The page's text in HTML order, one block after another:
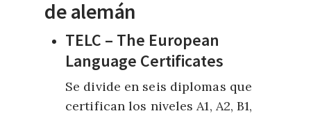
de alemán
TELC – The European
Language Certificates
Se divide en seis diplomas que
certifican los niveles A1, A2, B1,